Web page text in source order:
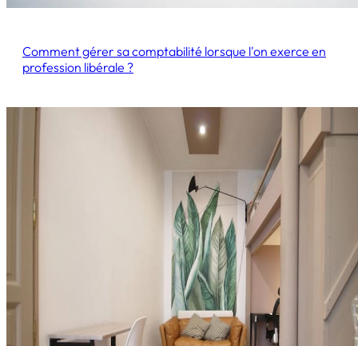
Comment gérer sa comptabilité lorsque l'on exerce en
profession libérale ?